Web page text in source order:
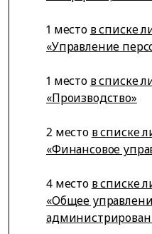
1 место в списке
«Управление
1 место в списке
«Производство»
2 место в списке
«Финансовое
4 место в списке
«Общее